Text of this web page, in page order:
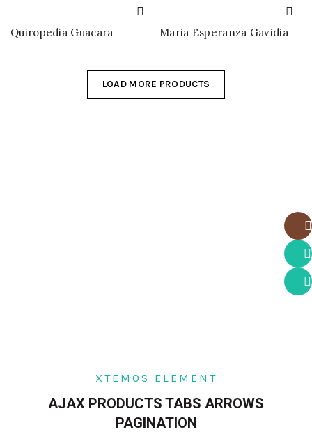
Quiropedia Guacara Maria Esperanza Gavidia
LOAD MORE PRODUCTS
XTEMOS ELEMENT
AJAX PRODUCTS TABS ARROWS
PAGINATION